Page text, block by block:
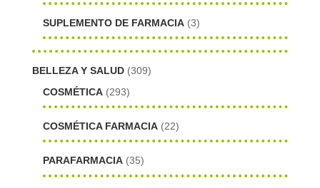
SUPLEMENTO DE FARMACIA (3)
BELLEZA Y SALUD (309)
COSMÉTICA (293)
COSMÉTICA FARMACIA (22)
PARAFARMACIA (35)